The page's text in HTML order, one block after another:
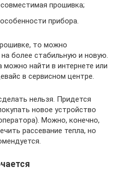
прошивка;
прибора.
то можно
более стабильную и новую.
можно найти в интернете или
в сервисном центре.
нельзя. Придется
новое устройство
Можно, конечно,
рассевание тепла, но